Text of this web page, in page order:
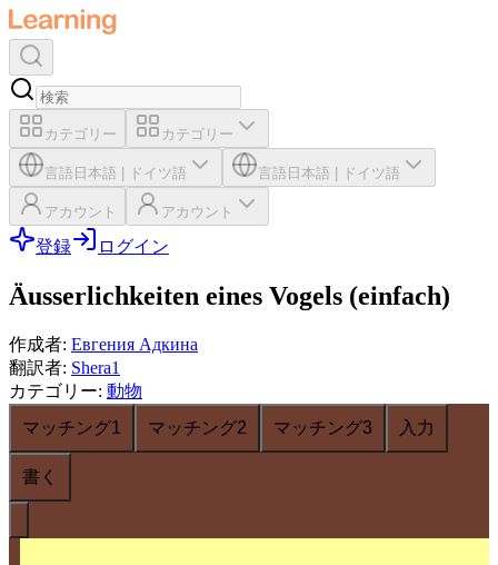
カテゴリー カテゴリー
言語 日本語 ドイツ語 言語 日本語 ドイツ語
アカウント アカウント
登録 ログイン
Äusserlichkeiten eines Vogels (einfach)
作成者: Евгения Адкина
翻訳者: Shera1
カテゴリー: 動物
マッチング1
マッチング2 マッチング3 入力
書く